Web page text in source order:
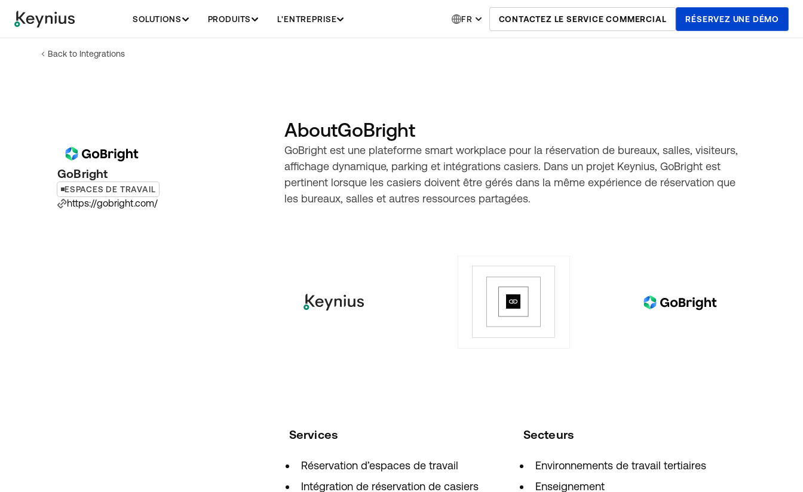
SOLUTIONS PRODUITS L'ENTREPRISE FR CONTACTEZ LE SERVICE COMMERCIAL RÉSERVEZ UNE DÉMO
Back to Integrations
GoBright
ESPACES DE TRAVAIL
https://gobright.com/
AboutGoBright
GoBright est une plateforme smart workplace pour la réservation de bureaux, salles, visiteurs,
affichage dynamique, parking et intégrations casiers. Dans un projet Keynius, GoBright est
pertinent lorsque les casiers doivent être gérés dans la même expérience de réservation que
les bureaux, salles et autres ressources partagées.
Services
Réservation d’espaces de travail
Intégration de réservation de casiers
Secteurs
Environnements de travail tertiaires
Enseignement